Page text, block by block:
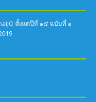
ตั้งแต่ปีที่ ๑๕ ฉบับที่ ๑